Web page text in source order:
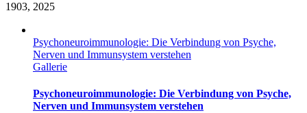
1903, 2025
Psychoneuroimmunologie: Die Verbindung von Psyche,
Nerven und Immunsystem verstehen
Gallerie
Psychoneuroimmunologie: Die Verbindung von Psyche,
Nerven und Immunsystem verstehen